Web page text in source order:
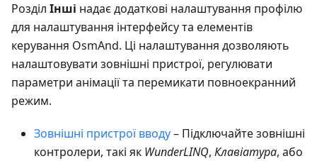
Розділ Інші надає додаткові налаштування профілю
для налаштування інтерфейсу та елементів
керування OsmAnd. Ці налаштування дозволяють
налаштовувати зовнішні пристрої, регулювати
параметри анімації та перемикати повноекранний
режим.
Зовнішні пристрої вводу– Підключайте зовнішні
контролери, такі як WundеrLINQ, Клавіатура, або